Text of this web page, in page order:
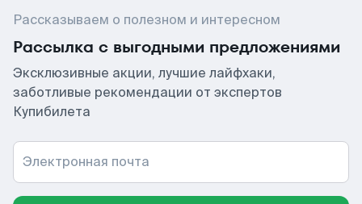
Рассказываем о полезном и интересном
Рассылка с выгодными предложениями
Эксклюзивные акции, лучшие лайфхаки,
заботливые рекомендации от экспертов
Купибилета
Электронная почта